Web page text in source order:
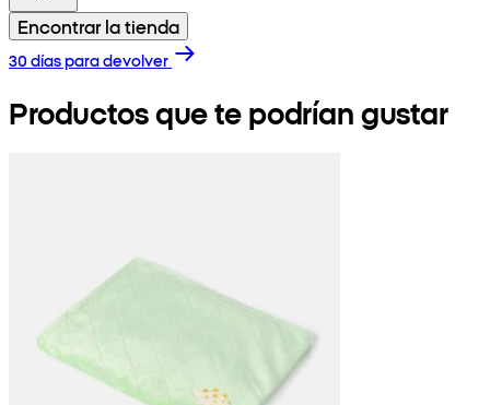
Encontrar la tienda
30 días para devolver
Productos que te podrían gustar